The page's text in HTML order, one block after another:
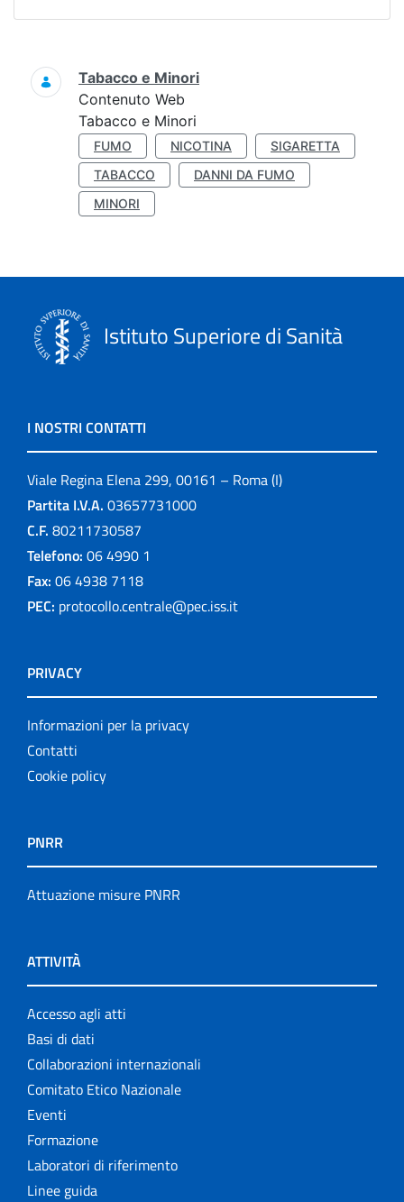
Ricerca
Tabacco e Minori
Contenuto Web
Tabacco e Minori
FUMO NICOTINA
SIGARETTA
TABACCO
DANNI DA FUMO
MINORI
Istituto Superiore di Sanità
I NOSTRI CONTATTI
Viale Regina Elena 299, 00161 – Roma (I)
Partita I.V.A. 03657731000
C.F. 80211730587
Telefono: 06 4990 1
Fax: 06 4938 7118
PEC: protocollo.centrale@pec.iss.it
PRIVACY
Informazioni per la privacy
Contatti
Cookie policy
PNRR
Attuazione misure PNRR
ATTIVITÀ
Accesso agli atti
Basi di dati
Collaborazioni internazionali
Comitato Etico Nazionale
Eventi
Formazione
Laboratori di riferimento
Linee guida